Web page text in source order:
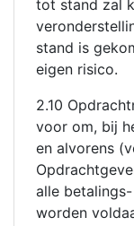
tot stand zal
stand is
eigen risico.
2.10
voor om, bij
en alvorens
alle
worden